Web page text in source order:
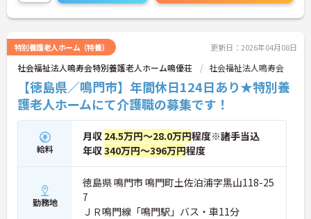
特別養護老人ホーム（特養） 更新日：2026年04月08日
社会福祉法人鳴寿会特別養護老人ホーム鳴優荘 社会福祉法人鳴寿会
【徳島県／鳴門市】年間休日124日あり★特別養
護老人ホームにて介護職の募集です！
給料
月収 24.5万円～28.0万円程度※諸手当込
年収340万円～396万円程度
勤務地
徳島県 鳴門市 鳴門町土佐泊浦字黒山118-25
7
ＪＲ鳴門線「鳴門駅」バス・車11分